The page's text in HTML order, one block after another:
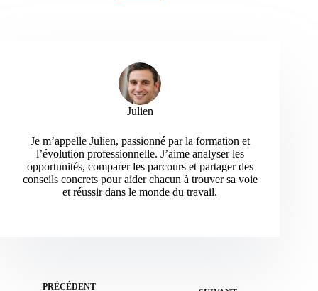
Julien
Je m’appelle Julien, passionné par la formation et
l’évolution professionnelle. J’aime analyser les
opportunités, comparer les parcours et partager des
conseils concrets pour aider chacun à trouver sa voie
et réussir dans le monde du travail.
PRÉCÉDENT